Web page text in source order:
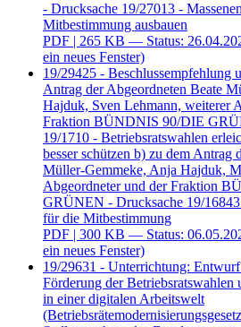
- Drucksache 19/27013 -
Mitbestimmung ausbauen
PDF | 265 KB — Status:
ein neues Fenster)
19/29425 - Beschlussempfehlung
Antrag der Abgeordneten Beate
Hajduk, Sven Lehmann, weiterer
Fraktion BÜNDNIS 90/DIE
19/1710 - Betriebsratswahlen
besser schützen b) zu dem Antrag
Müller-Gemmeke, Anja Hajduk,
Abgeordneter und der Fraktion
GRÜNEN - Drucksache 19/
für die Mitbestimmung
PDF | 300 KB — Status:
ein neues Fenster)
19/29631 - Unterrichtung: Entwurf
Förderung der Betriebsratswahlen
in einer digitalen Arbeitswelt